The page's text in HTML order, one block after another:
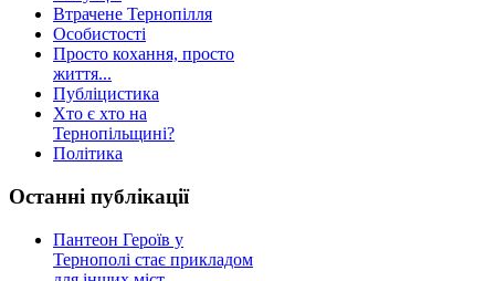
Втрачене Тернопілля
Особистості
Просто кохання, просто
життя...
Публіцистика
Хто є хто на
Тернопільщині?
Політика
Останні публікації
Пантеон Героїв у
Тернополі стає прикладом